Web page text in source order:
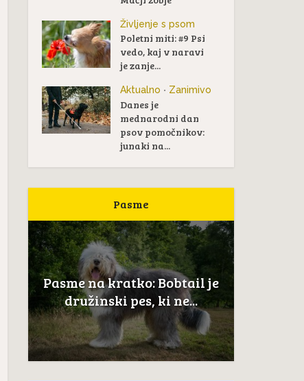
Življenje s psom
Poletni miti: #9 Psi
vedo, kaj v naravi
je zanje...
Aktualno • Zanimivo
Danes je
mednarodni dan
psov pomočnikov:
junaki na...
Pasme
Pasme na kratko: Bobtail je
družinski pes, ki ne...